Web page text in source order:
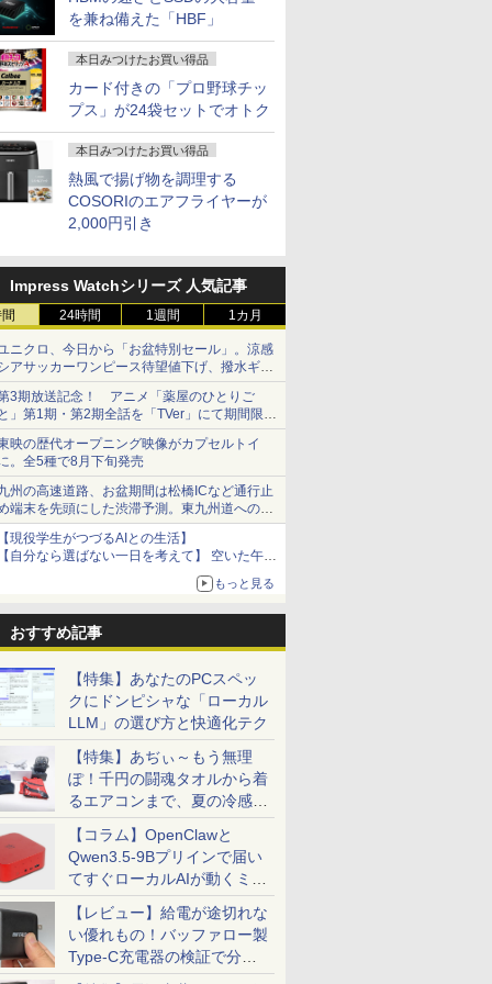
を兼ね備えた「HBF」
本日みつけたお買い得品
カード付きの「プロ野球チッ
プス」が24袋セットでオトク
本日みつけたお買い得品
熱風で揚げ物を調理する
COSORIのエアフライヤーが
2,000円引き
Impress Watchシリーズ 人気記事
24時間 1週間 1カ月
ニクロ、今日から「お盆特別セール」。涼感
アサッカーワンピース待望値下げ、撥水ギア
ョーツは1990円に
3期放送記念！ アニメ「薬屋のひとりご
」第1期・第2期全話を「TVer」にて期間限定
順次無料配信開始
映の歴代オープニング映像がカプセルトイ
。全5種で8月下旬発売
州の高速道路、お盆期間は松橋ICなど通行止
端末を先頭にした渋滞予測。東九州道への迂
は料金調整を実施
現役学生がつづるAIとの生活】
自分なら選ばない一日を考えて】 空いた午後
チャッピーに捧げたら、思わぬ絶景に出会っ
もっと見る
おすすめ記事
【特集】あなたのPCスペッ
クにドンピシャな「ローカル
LLM」の選び方と快適化テク
【特集】あぢぃ～もう無理
ぽ！千円の闘魂タオルから着
るエアコンまで、夏の冷感グ
ッズ一挙紹介
【コラム】OpenClawと
Qwen3.5-9Bプリインで届い
てすぐローカルAIが動くミニ
PC「SER9 Pro」
【レビュー】給電が途切れな
い優れもの！バッファロー製
Type-C充電器の検証で分か
ったこと